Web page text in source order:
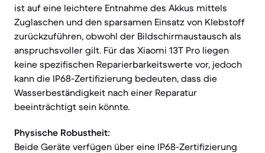
ist auf eine leichtere Entnahme des Akkus mittels
Zuglaschen und den sparsamen Einsatz von Klebstoff
zurückzuführen, obwohl der Bildschirmaustausch als
anspruchsvoller gilt. Für das Xiaomi 13T Pro liegen
keine spezifischen Reparierbarkeitswerte vor, jedoch
kann die IP68-Zertifizierung bedeuten, dass die
Wasserbeständigkeit nach einer Reparatur
beeinträchtigt sein könnte.
Physische Robustheit:
Beide Geräte verfügen über eine IP68-Zertifizierung